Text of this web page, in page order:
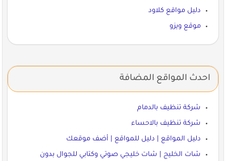
دليل مواقع كلاود
موقع ويزو
احدث المواقع المضافة
شركة تنظيف بالدمام
شركة تنظيف بالاحساء
دليل المواقع | دليل للمواقع | أضف موقعك
شات الخليج | شات خليجي صوتي وكتابي للجوال بدون